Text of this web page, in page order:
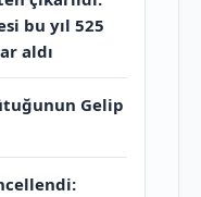
bu yıl 525
aldı
Gelip